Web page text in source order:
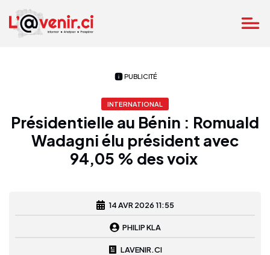
PUBLICITÉ
INTERNATIONAL
Présidentielle au Bénin : Romuald
Wadagni élu président avec
94,05 % des voix
14 AVR 2026 11:55
PHILIP KLA
LAVENIR.CI